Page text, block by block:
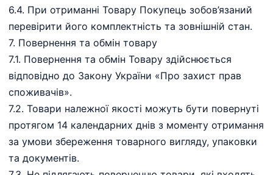
6.4. При отриманні Товару Покупець зобов’язаний
перевірити його комплектність та зовнішній стан.
7.⁠ ⁠Повернення та обмін товару
7.1. Повернення та обмін Товару здійснюється
відповідно до Закону України «Про захист прав
споживачів».
7.2. Товари належної якості можуть бути повернуті
протягом 14 календарних днів з моменту отримання
за умови збереження товарного вигляду, упаковки
та документів.